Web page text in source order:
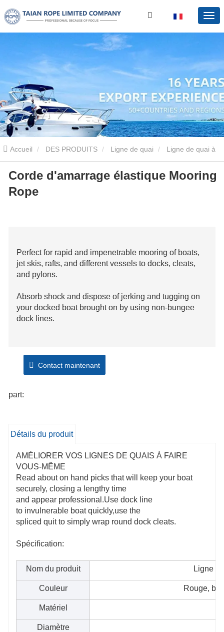
Accueil DES PRODUITS Ligne de quai Ligne de quai à
l'élastique Corde d'amarrage élastique Mooring Rope
Corde d'amarrage élastique Mooring
Rope
Perfect for rapid and impenetrable mooring of boats,
jet skis, rafts, and different vessels to docks, cleats,
and pylons.
Absorb shock and dispose of jerking and tugging on
your docked boat brought on by using non-bungee
dock lines.
Contact maintenant
part:
Détails du produit
AMÉLIORER VOS LIGNES DE QUAIS À FAIRE
VOUS-MÊME
Read about on hand picks that will keep your boat
securely, closing a lengthy time
and appear professional.Use dock line
to invulnerable boat quickly,use the
spliced quit to simply wrap round dock cleats.
Spécification:
Nom du produit Ligne
Couleur Rouge,
Matériel
Diamètre